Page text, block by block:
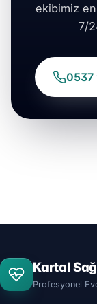
ekibimiz
7/
0537
Kartal
Profesyonel